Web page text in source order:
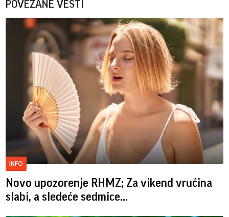
POVEZANE VESTI
INFO
Novo upozorenje RHMZ; Za vikend vrućina
slabi, a sledeće sedmice...